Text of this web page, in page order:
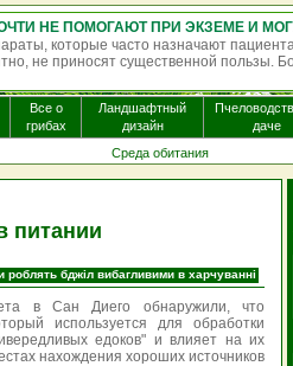
АНТИГИСТАМИННЫЕ ПРЕПАРАТЫ ПОЧТИ НЕ ПОМОГАЮТ ПРИ ЭКЗЕМЕ И МОГУТ ВЫЗЫВАТЬ ПОБОЧНЫЕ ЭФФЕКТЫ
часто назначают пациентам с
существенной пользы. Бол...
Все о
грибах
Ландшафтный
дизайн
даче
Среда обитания
питании
роблять бджіл вибагливими в харчуванні
в Сан Диего обнаружили, что
используется для обработки
едоков" и влияет на их
нахождения хороших источников